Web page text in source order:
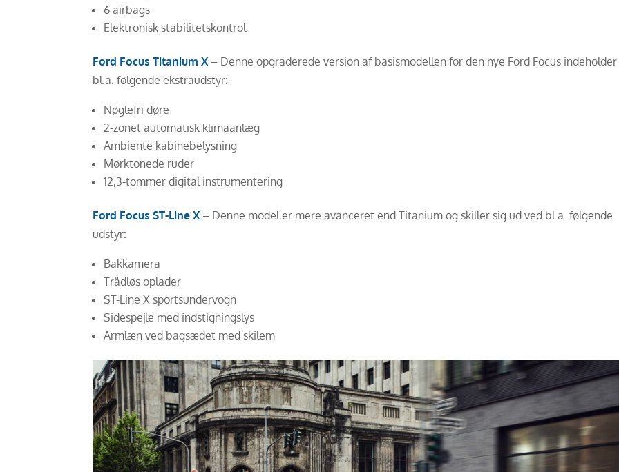
6 airbags
Elektronisk stabilitetskontrol
Ford Focus Titanium X – Denne opgraderede version af basismodellen for den nye Ford Focus indeholder
bl.a. følgende ekstraudstyr:
Nøglefri døre
2-zonet automatisk klimaanlæg
Ambiente kabinebelysning
Mørktonede ruder
12,3-tommer digital instrumentering
Ford Focus ST-Line X – Denne model er mere avanceret end Titanium og skiller sig ud ved bl.a. følgende
udstyr:
Bakkamera
Trådløs oplader
ST-Line X sportsundervogn
Sidespejle med indstigningslys
Armlæn ved bagsædet med skilem